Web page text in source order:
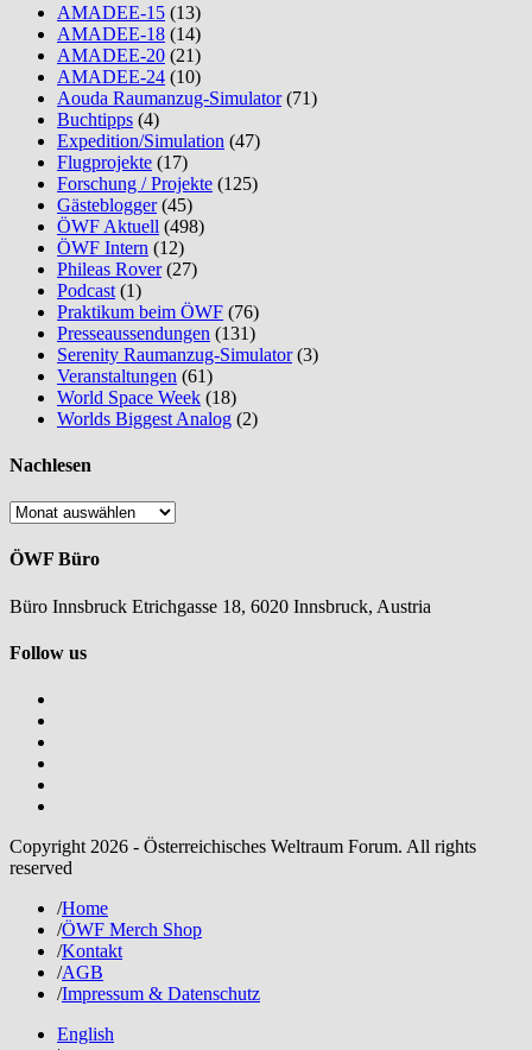
AMADEE-15 (13)
AMADEE-18 (14)
AMADEE-20 (21)
AMADEE-24 (10)
Aouda Raumanzug-Simulator(71)
Buchtipps (4)
Expedition/Simulation (47)
Flugprojekte (17)
Forschung / Projekte (125)
Gästeblogger(45)
ÖWF Aktuell (498)
ÖWF Intern (12)
Phileas Rover(27)
Podcast (1)
Praktikum beim ÖWF (76)
Presseaussendungen (131)
Serenity Raumanzug-Simulator(3)
Veranstaltungen (61)
World Space Week (18)
Worlds Biggest Analog (2)
Nachlesen
Nachlesen
ÖWF Büro
Büro Innsbruck Etrichgasse 18, 6020 Innsbruck, Austria
Follow us
Copyright 2026 - Österreichisches Weltraum Forum. All rights
reserved
/Home
/ÖWF Merch Shop
/Kontakt
/AGB
/Impressum & Datenschutz
English